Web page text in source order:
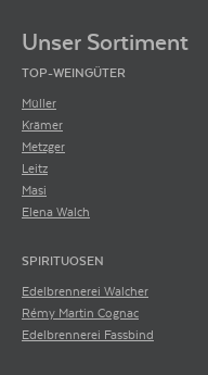
Unser Sortiment
TOP-WEINGÜTER
Müller
Krämer
Metzger
Leitz
Masi
Elena Walch
SPIRITUOSEN
Edelbrennerei Walcher
Rémy Martin Cognac
Edelbrennerei Fassbind